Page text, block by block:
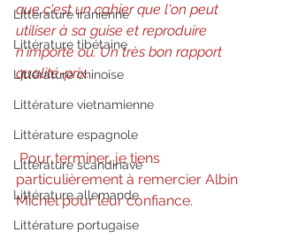
Littérature iranienne
Littérature tibétaine
Littérature chinoise
Littérature vietnamienne
Littérature espagnole
Littérature scandinave
Littérature allemande
Littérature portugaise
que c'est un cahier que l'on peut
utiliser à sa guise et reproduire
n'importe où. Un très bon rapport
qualité-prix.
Pour terminer, je tiens
particulièrement à remercier Albin
Michel pour leur confiance.